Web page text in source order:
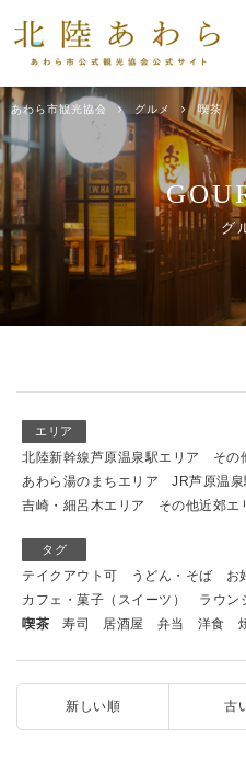
あわら市観光協会 グルメ 喫茶
グ
エリア
北陸新幹線芦原温泉駅エリア
その
あわら湯のまちエリア
JR芦原温
吉崎・細呂木エリア
その他近郊エ
タグ
テイクアウト可 うどん・そば
お
カフェ・菓子（スイーツ）
ラウン
喫茶
寿司 居酒屋 弁当 洋食
新しい順 古